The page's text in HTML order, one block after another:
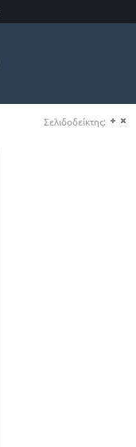
Σελιδοδείκτης: